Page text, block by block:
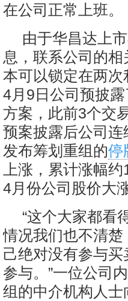
在公司正常上班。
由于华昌达上
息，联系公司的
本可以锁定在两
4月9日公司预披
方案，此前3个交
预案披露后公司
发布筹划重组的停
上涨，累计涨幅
4月份公司股价大
“这个大家都看
情况我们也不清
己绝对没有参与
参与。”一位公司
组的中介机构人